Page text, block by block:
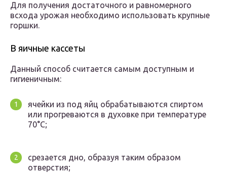
Для получения достаточного и равномерного
всхода урожая необходимо использовать крупные
горшки.
В яичные кассеты
Данный способ считается самым доступным и
гигиеничным:
ячейки из под яйц обрабатываются спиртом
или прогреваются в духовке при температуре
70°С;
срезается дно, образуя таким образом
отверстия;